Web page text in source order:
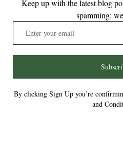
Keep up with the latest blog
spamming:
By clicking Sign Up you’re
and